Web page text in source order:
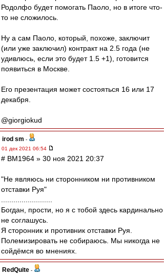
Родолфо будет помогать Паоло, но в итоге что-
то не сложилось.
Ну а сам Паоло, который, похоже, заключит
(или уже заключил) контракт на 2.5 года (не
удивлюсь, если это будет 1.5 +1), готовится
появиться в Москве.
Его презентация может состояться 16 или 17
декабря.
@giorgiokud
irod sm -
01 дек 2021 06:54
# BM1964 » 30 ноя 2021 20:37
"Не являюсь ни сторонником ни противником
отставки Руя"
Богдан, прости, но я с тобой здесь кардинально
не соглашусь.
Я сторонник и противник отставки Руя.
Полемизировать не собираюсь. Мы никогда не
сойдёмся во мнениях.
RedQuite -